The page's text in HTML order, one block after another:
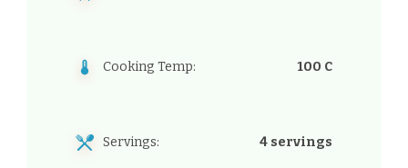
Cooking Temp: 100 C
Servings: 4 servings